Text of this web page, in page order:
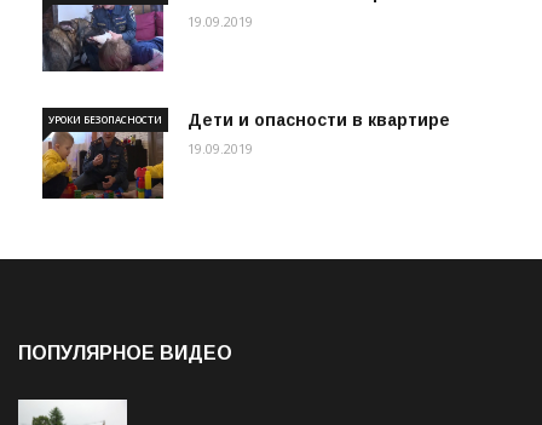
19.09.2019
Дети и опасности в квартире
УРОКИ БЕЗОПАСНОСТИ
19.09.2019
ПОПУЛЯРНОЕ ВИДЕО